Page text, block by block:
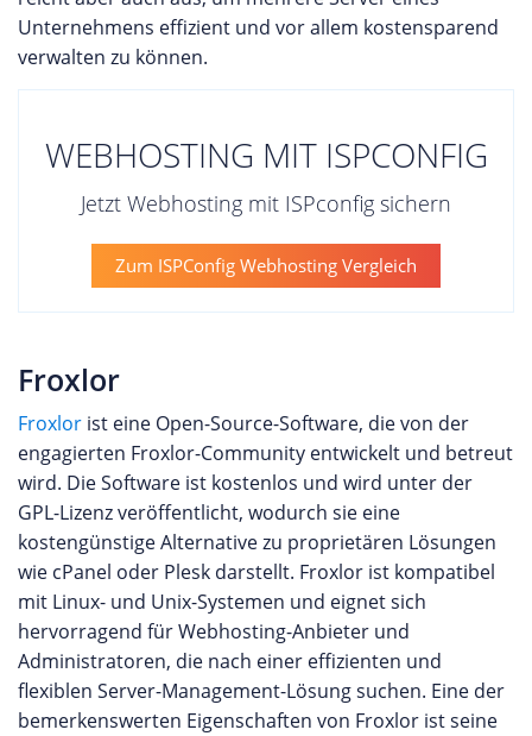
Unternehmens effizient und vor allem kostensparend
verwalten zu können.
WEBHOSTING MIT ISPCONFIG
Jetzt Webhosting mit ISPconfig sichern
Zum ISPConfig Webhosting Vergleich
Froxlor
Froxlor ist eine Open-Source-Software, die von der
engagierten Froxlor-Community entwickelt und betreut
wird. Die Software ist kostenlos und wird unter der
GPL-Lizenz veröffentlicht, wodurch sie eine
kostengünstige Alternative zu proprietären Lösungen
wie cPanel oder Plesk darstellt. Froxlor ist kompatibel
mit Linux- und Unix-Systemen und eignet sich
hervorragend für Webhosting-Anbieter und
Administratoren, die nach einer effizienten und
flexiblen Server-Management-Lösung suchen. Eine der
bemerkenswerten Eigenschaften von Froxlor ist seine